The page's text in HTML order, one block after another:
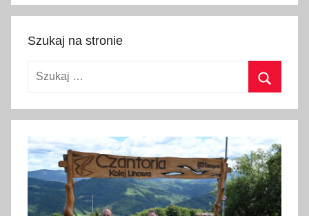
1
s
p
i
a
2
Szukaj na stronie
Szukaj: